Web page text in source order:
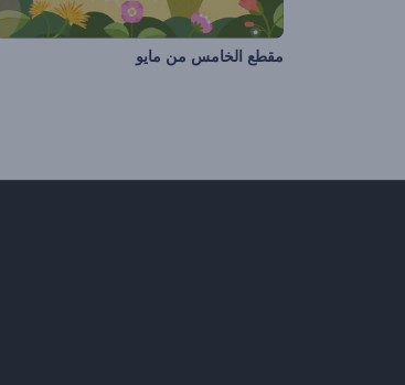
مقطع الخامس من مايو